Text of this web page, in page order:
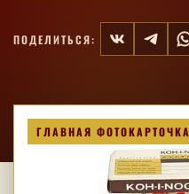
ПОДЕЛИТЬСЯ:
ГЛАВНАЯ ФОТОКАРТОЧКА